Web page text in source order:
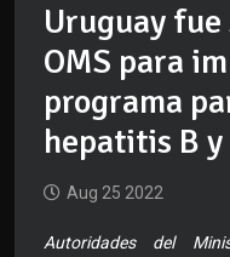
Uruguay
OMS para
programa
hepatitis B y
Aug 25 2022
Autoridades del